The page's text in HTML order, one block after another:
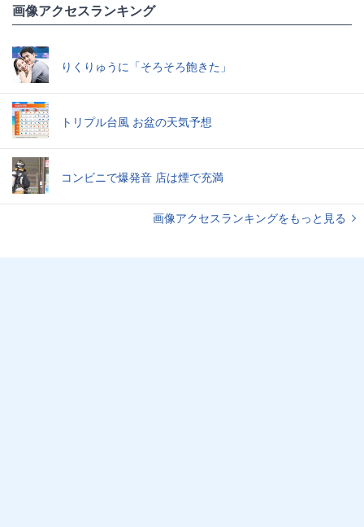
画像アクセスランキング
りくりゅうに「そろそろ飽きた」
トリプル台風 お盆の天気予想
コンビニで爆発音 店は煙で充満
画像アクセスランキングをもっと見る